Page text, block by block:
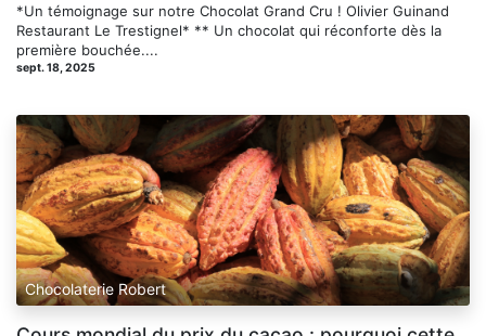
*Un témoignage sur notre Chocolat Grand Cru ! Olivier Guinand
Restaurant Le Trestignel* ** Un chocolat qui réconforte dès la
première bouchée....
sept. 18, 2025
Chocolaterie Robert